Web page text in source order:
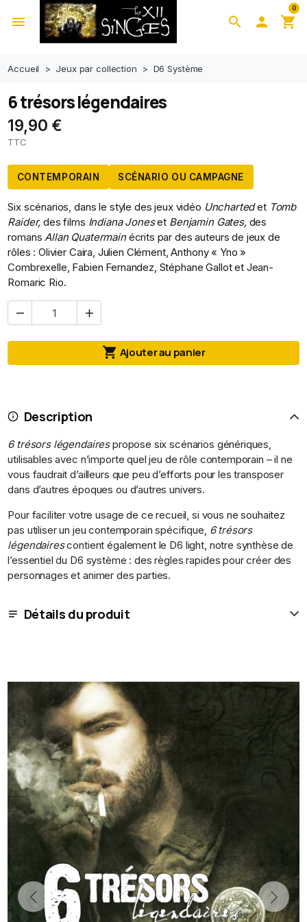
search
menu  shopping_cart
0
Accueil Jeux par collection D6 Système
6 trésors légendaires
19,90 €
TTC
CONTEMPORAIN SCÉNARIO OU CAMPAGNE
Six scénarios, dans le style des jeux vidéo Unchartedet Tomb
Raider, des films Indiana Joneset Benjamin Gates,des
romansAllan Quatermainécrits par des auteurs de jeux de
rôles : Olivier Caira, Julien Clément, Anthony « Yno »
Combrexelle, Fabien Fernandez, Stéphane Gallot et Jean-
Romaric Rio.
 
 Ajouter au panier
Description
6 trésors légendairespropose six scénarios génériques,
utilisables avec n’importe quel jeu de rôle contemporain – il ne
vous faudrait d’ailleurs que peu d’efforts pour les transposer
dans d’autres époques ou d’autres univers.
Pour faciliter votre usage de ce recueil, si vous ne souhaitez
pas utiliser un jeu contemporain spécifique, 6 trésors
légendairescontient également le D6 light, notre synthèse de
l’essentiel du D6 système : des règles rapides pour créer des
personnages et animer des parties.
Détails du produit
Previous Next